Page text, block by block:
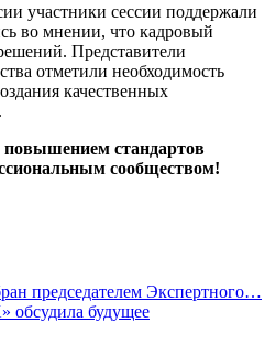
участники сессии поддержали
во мнении, что кадровый
Представители
отметили необходимость
качественных
стандартов
сообществом!
председателем Экспертного…
будущее